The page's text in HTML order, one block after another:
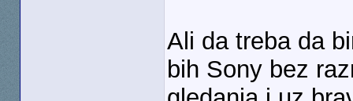
Ali da treba da
bih Sony bez